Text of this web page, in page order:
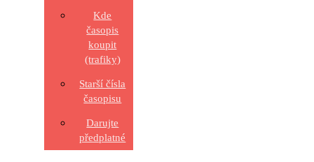
Kde
časopis
koupit
(trafiky)
Starší čísla
časopisu
Darujte
předplatné